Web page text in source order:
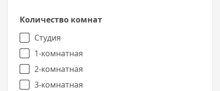
Количество комнат
Студия
1-комнатная
2-комнатная
3-комнатная